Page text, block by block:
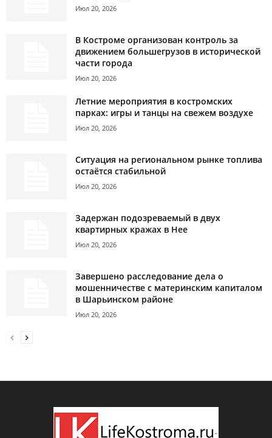
Июл 20, 2026
В Костроме организован контроль за
движением большегрузов в исторической
части города
Июл 20, 2026
Летние мероприятия в костромских
парках: игры и танцы на свежем воздухе
Июл 20, 2026
Ситуация на региональном рынке топлива
остаётся стабильной
Июл 20, 2026
Задержан подозреваемый в двух
квартирных кражах в Нее
Июл 20, 2026
Завершено расследование дела о
мошенничестве с материнским капиталом
в Шарьинском районе
Июл 20, 2026